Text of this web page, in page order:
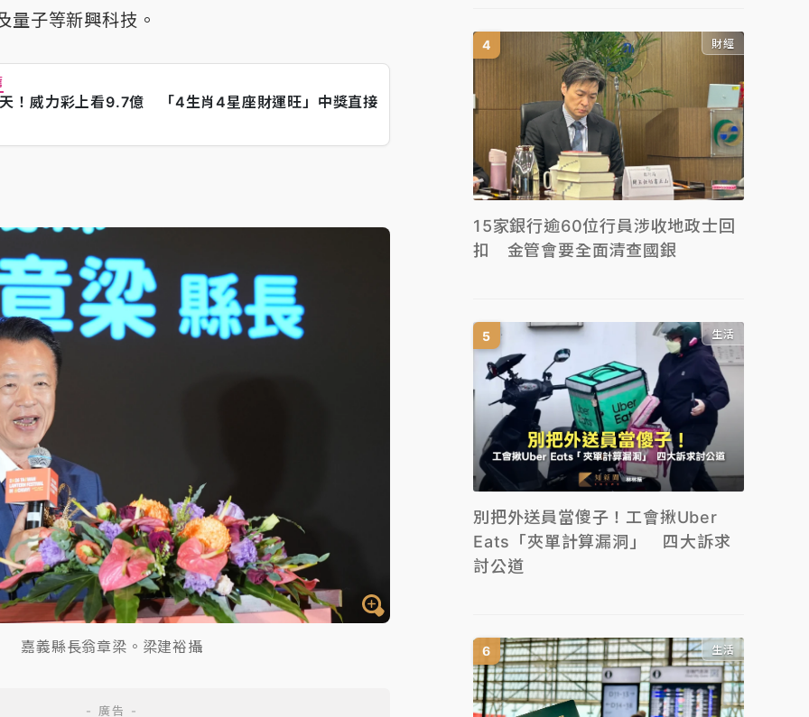
量子等新興科技。
！威力彩上看9.7億 「4生肖4星座財運旺」中獎直接
嘉義縣長翁章梁。梁建裕攝
財經
15家銀行逾60位行員涉收地政士回
扣 金管會要全面清查國銀
生活
別把外送員當傻子！工會揪Uber
Eats「夾單計算漏洞」 四大訴求
討公道
生活